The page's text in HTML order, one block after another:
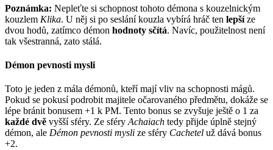
Poznámka: Nepleťte si schopnost tohoto démona s kouzelnickým
kouzlem Klika. U něj si po seslání kouzla vybírá hráč ten lepšíze
dvou hodů, zatímco démon hodnoty sčítá. Navíc, použitelnost není
tak všestranná, zato stálá.
Démon pevnosti mysli
Toto je jeden z mála démonů, kteří mají vliv na schopnosti mágů.
Pokud se pokusí podrobit majitele očarovaného předmětu, dokáže se
lépe bránit bonusem +1 k PM. Tento bonus se zvyšuje ještě o 1 za
každé dvě vyšší sféry. Ze sféry Achaiach tedy přijde úplně stejný
démon, ale Démon pevnosti mysli ze sféry Cachetel už dává bonus
+2.